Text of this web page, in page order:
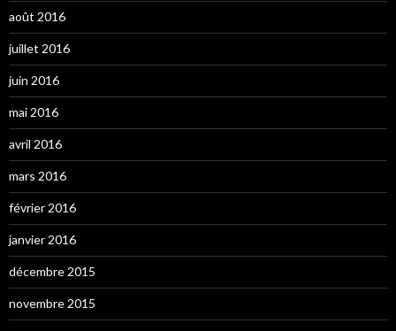
août 2016
juillet 2016
juin 2016
mai 2016
avril 2016
mars 2016
février 2016
janvier 2016
décembre 2015
novembre 2015